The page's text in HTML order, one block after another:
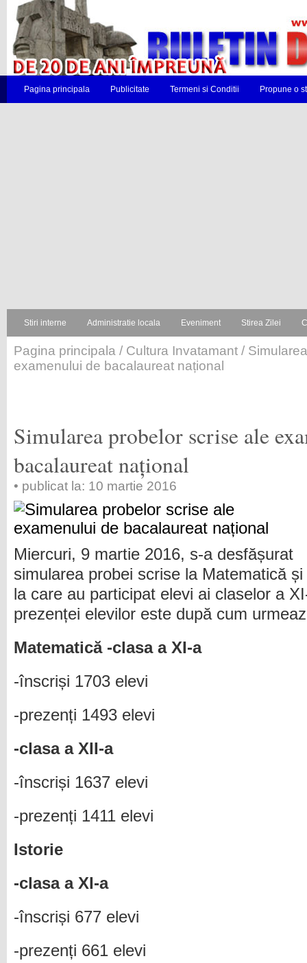
Pagina principala Publicitate Termeni si Conditii Propune o
Stiri interne Administratie locala Eveniment Stirea Zilei
Pagina principala / Cultura Invatamant /
examenului de bacalaureat național
Simularea probelor scrise ale
bacalaureat național
• publicat la: 10 martie 2016
Miercuri, 9 martie 2016, s-a desfășurat
simularea probei scrise la Matematică
la care au participat elevi ai claselor a
prezenței elevilor este după cum
Matematică -clasa a XI-a
-înscriși 1703 elevi
-prezenți 1493 elevi
-clasa a XII-a
-înscriși 1637 elevi
-prezenți 1411 elevi
Istorie
-clasa a XI-a
-înscriși 677 elevi
-prezenți 661 elevi